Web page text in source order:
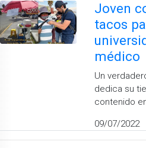
Joven
tacos
médico
Un
dedica su
contenido
09/07/2022